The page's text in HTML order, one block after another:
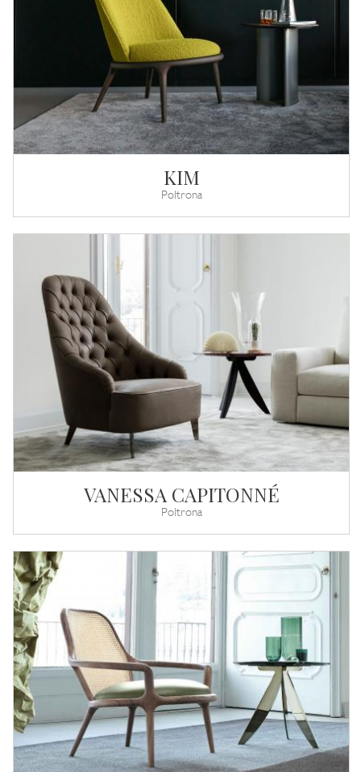
KIM
Poltrona
VANESSA CAPITONNÉ
Poltrona